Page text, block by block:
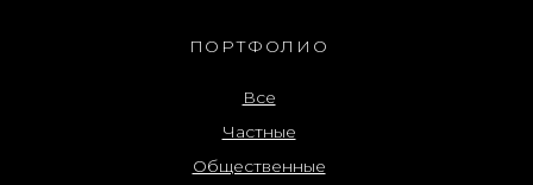
ПОРТФОЛИО
Все
Частные
Общественные